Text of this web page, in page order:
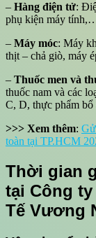
– Hàng điện tử:
phụ kiện máy
– Máy móc: Máy
thịt – chả giò, máy
– Thuốc men và
thuốc nam và các
C, D, thực phẩm
>>> Xem thêm:
toàn tại TP.HCM
Thời gian
tại Công
Tế Vương